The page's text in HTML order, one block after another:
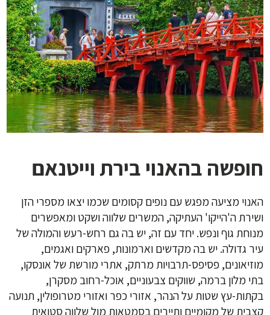
חופשה בהאנוי בירת וייטנאם
האנוי מציעה מפגש עם נופים קסומים שכמו יצאו מספרי הזן
ושירת ה'הייקו' העתיקה, המשרים שלווה ושקט ומאפשרים
מנוחת גוף ונפש. יחד עם זה, יש בה גם רחש-רעש והמולה של
עיר גדולה. יש בה מקדשים וארמונות, פארקים ואגמים,
מוזיאונים, פסיפס-תרבויות מרתק, אתרי מורשת של אונסקו,
בתי מלון ברמה, שווקים צבעוניים, אוכל-רחוב מסקרן,
בקתות-עץ שטות על הנהר, אזורי כפר ואזורי מטרופולין, תנועה
קצבית של מקומיים ותיירים בסמטאות מול שלווה סטואית